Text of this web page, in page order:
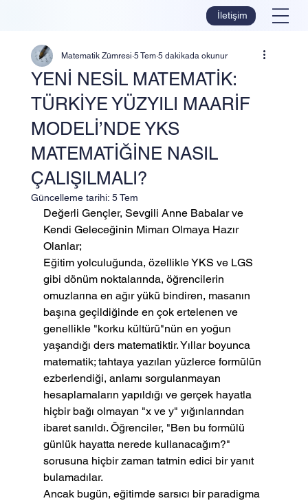
İletişim
YENİ NESİL MATEMATİK:
TÜRKİYE YÜZYILI MAARİF
MODELİ’NDE YKS
MATEMATİĞİNE NASIL
ÇALIŞILMALI?
Matematik Zümresi 5 Tem 5 dakikada okunur
Güncelleme tarihi: 5 Tem
Değerli Gençler, Sevgili Anne Babalar ve
Kendi Geleceğinin Mimarı Olmaya Hazır
Olanlar;
Eğitim yolculuğunda, özellikle YKS ve LGS
gibi dönüm noktalarında, öğrencilerin
omuzlarına en ağır yükü bindiren, masanın
başına geçildiğinde en çok ertelenen ve
genellikle "korku kültürü"nün en yoğun
yaşandığı ders matematiktir. Yıllar boyunca
matematik; tahtaya yazılan yüzlerce formülün
ezberlendiği, anlamı sorgulanmayan
hesaplamaların yapıldığı ve gerçek hayatla
hiçbir bağı olmayan "x ve y" yığınlarından
ibaret sanıldı. Öğrenciler, "Ben bu formülü
günlük hayatta nerede kullanacağım?"
sorusuna hiçbir zaman tatmin edici bir yanıt
bulamadılar.
Ancak bugün, eğitimde sarsıcı bir paradigma